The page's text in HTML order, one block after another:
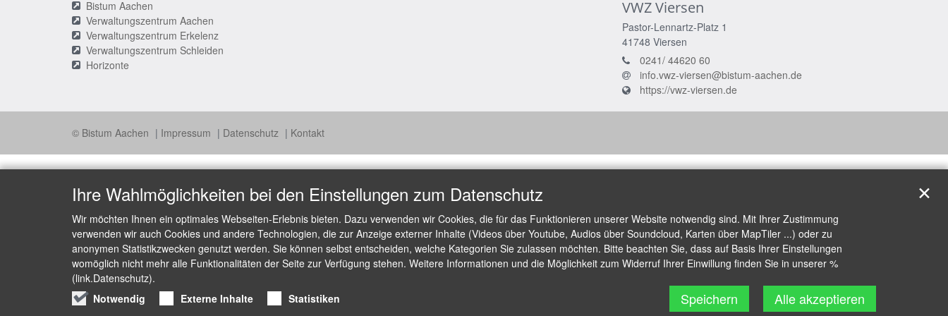
Bistum Aachen
Verwaltungszentrum Aachen
Verwaltungszentrum Erkelenz
Verwaltungszentrum Schleiden
Horizonte
VWZ Viersen
Pastor-Lennartz-Platz 1
41748 Viersen
0241/ 44620 60
info.vwz-viersen@bistum-aachen.de
https://vwz-viersen.de
© Bistum Aachen Impressum Datenschutz Kontakt
Ihre Wahlmöglichkeiten bei den Einstellungen zum Datenschutz
Wir möchten Ihnen ein optimales Webseiten-Erlebnis bieten. Dazu verwenden wir Cookies, die für das Funktionieren unserer Website notwendig sind. Mit Ihrer Zustimmung
verwenden wir auch Cookies und andere Technologien, die zur Anzeige externer Inhalte (Videos über Youtube, Audios über Soundcloud, Karten über MapTiler ...) oder zu
anonymen Statistikzwecken genutzt werden. Sie können selbst entscheiden, welche Kategorien Sie zulassen möchten. Bitte beachten Sie, dass auf Basis Ihrer Einstellungen
womöglich nicht mehr alle Funktionalitäten der Seite zur Verfügung stehen. Weitere Informationen und die Möglichkeit zum Widerruf Ihrer Einwillung finden Sie in unserer %
(link.Datenschutz).
Notwendig
Externe Inhalte Statistiken Speichern Alle akzeptieren
✕